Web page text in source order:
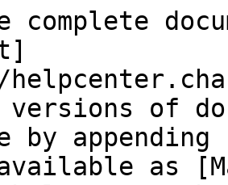
complete
versions of
by
as